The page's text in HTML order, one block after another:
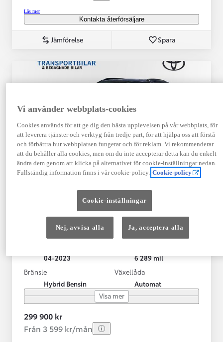
Läs mer
Kontakta återförsäljare
Jämförelse Spara
Toyota Yaris Cross
Toyota Yaris Cross 1,5 Hybrid Adventure Drag V-Hjul
KRYLBO
04-2023
6 289 mil
Bränsle
Hybrid Bensin
Växellåda
Automat
Visa mer
299 900 kr
Från 3 599 kr/mån
Vi använder webbplats-cookies
Cookies används för att ge dig den bästa upplevelsen på vår webbplats, för
att leverera tjänster och verktyg från tredje part, för att hjälpa oss att förstå
och förbättra hur webbplatsen fungerar och för reklam. Vi rekommenderar
att du behåller alla cookies, men om du inte accepterar detta kan du enkelt
ändra dem genom att klicka på alternativet för cookie-inställningar nedan.
Fullständig information finns i vår cookie-policy. Cookie-policy
Cookie-inställningar
Nej, avvisa alla Ja, acceptera alla